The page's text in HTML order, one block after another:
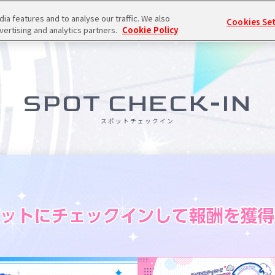
SPOT CHECK-IN
スポットチェックイン
features and to analyse our traffic. We also
and analytics partners. Cookie Policy
Cookies